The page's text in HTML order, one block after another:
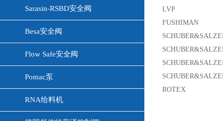
Sarasin-RSBD安全阀
Besa安全阀
Flow Safe安全阀
Pomac泵
RNA给料机
LVP
FUSHIMAN
ROTEX